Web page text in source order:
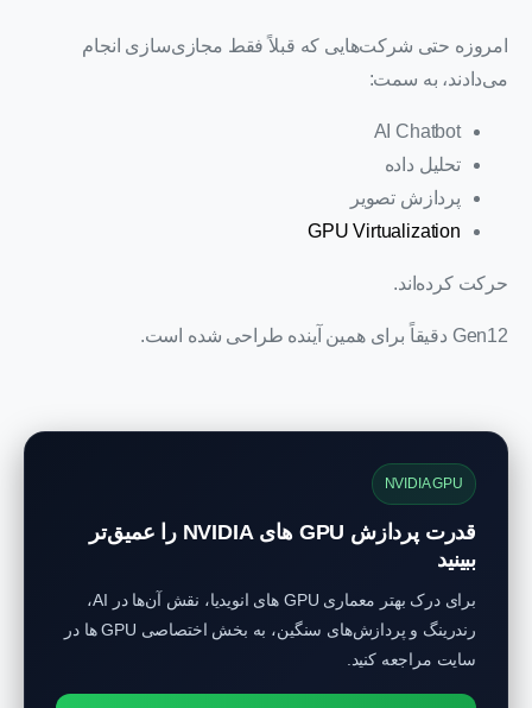
امروزه حتی شرکت‌هایی که قبلاً فقط مجازی‌سازی انجام
می‌دادند، به سمت:
AI Chatbot
تحلیل داده
پردازش تصویر
GPU Virtualization
حرکت کرده‌اند.
Gen12 دقیقاً برای همین آینده طراحی شده است.
NVIDIA GPU
قدرت پردازش GPU های NVIDIA را عمیق‌تر
ببینید
برای درک بهتر معماری GPU های انویدیا، نقش آن‌ها در AI،
رندرینگ و پردازش‌های سنگین، به بخش اختصاصی GPU ها در
سایت مراجعه کنید.